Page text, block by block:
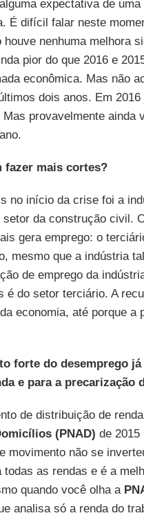
expectativa de
É difícil falar neste
nenhuma melhora
pior do que 2016 e
econômica. Mas não
dois anos. Em
provavelmente ainda
fazer mais cortes?
no início da crise foi a
da construção civil.
gera emprego: o
mesmo que a indústria
de emprego da
é do setor terciário. A
economia, até porque a
forte do desemprego
e para a precarização
de distribuição de
(PNAD) de 2015
movimento não se
todas as rendas e é a
quando você olha a
analisa só a renda do